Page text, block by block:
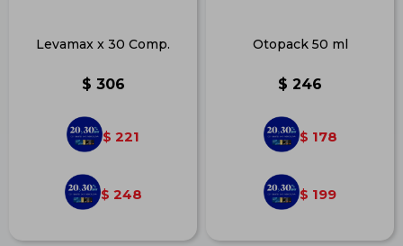
Levamax x 30 Comp.
$ 306
$ 221
$ 248
Otopack 50 ml
$ 246
$ 178
$ 199